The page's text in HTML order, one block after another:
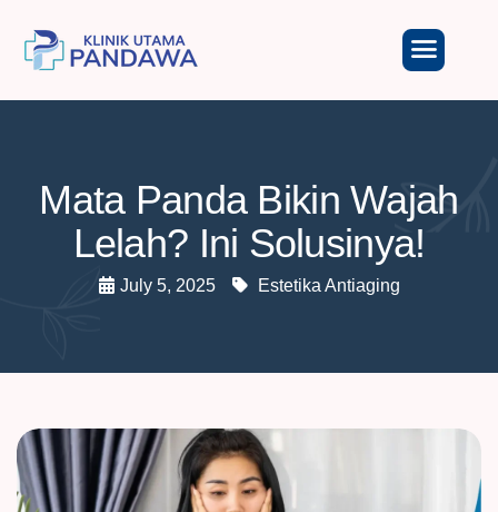
Mata Panda Bikin Wajah
Lelah? Ini Solusinya!
July 5, 2025 Estetika Antiaging